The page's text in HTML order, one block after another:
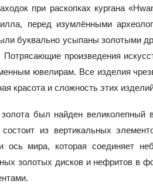
при раскопках кургана
перед изумлёнными
буквально усыпаны золотыми
произведения
ювелирам. Все изделия
красота и сложность этих
был найден
состоит из вертикальных
ось мира, которая соединяет
золотых дисков и нефритов в